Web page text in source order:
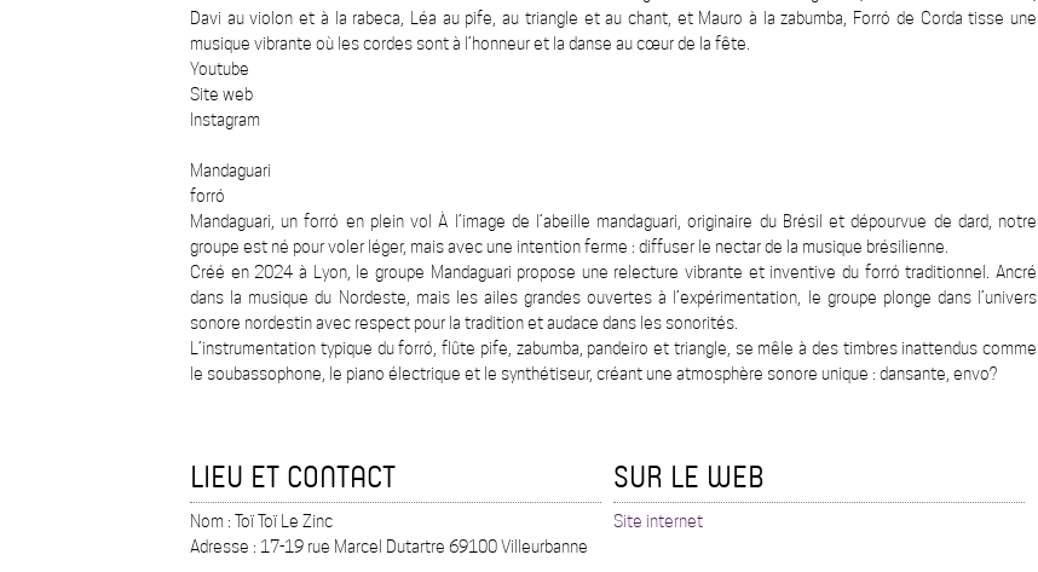
Davi au violon et à la rabeca, Léa au pife, au triangle et au chant, et Mauro à la zabumba, Forró de Corda tisse une
musique vibrante où les cordes sont à l’honneur et la danse au cœur de la fête.
Youtube
Site web
Instagram
Mandaguari
forró
Mandaguari, un forró en plein vol À l’image de l’abeille mandaguari, originaire du Brésil et dépourvue de dard, notre
groupe est né pour voler léger, mais avec une intention ferme : diffuser le nectar de la musique brésilienne.
Créé en 2024 à Lyon, le groupe Mandaguari propose une relecture vibrante et inventive du forró traditionnel. Ancré
dans la musique du Nordeste, mais les ailes grandes ouvertes à l’expérimentation, le groupe plonge dans l’univers
sonore nordestin avec respect pour la tradition et audace dans les sonorités.
L’instrumentation typique du forró, flûte pife, zabumba, pandeiro et triangle, se mêle à des timbres inattendus comme
le soubassophone, le piano électrique et le synthétiseur, créant une atmosphère sonore unique : dansante, envo?
LIEU ET CONTACT
Nom : Toï Toï Le Zinc
Adresse : 17-19 rue Marcel Dutartre 69100 Villeurbanne
SUR LE WEB
Site internet